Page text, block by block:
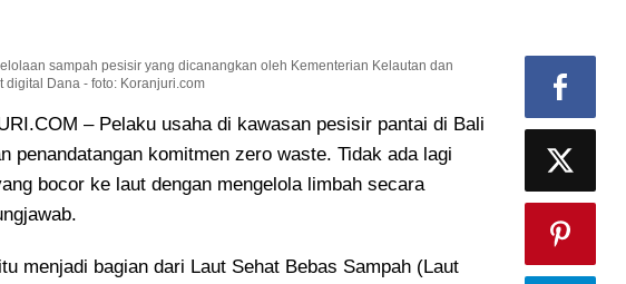
sampah pesisir yang dicanangkan oleh Kementerian Kelautan dan
Dana - foto: Koranjuri.com
– Pelaku usaha di kawasan pesisir pantai di Bali
penandatangan komitmen zero waste. Tidak ada lagi
bocor ke laut dengan mengelola limbah secara
menjadi bagian dari Laut Sehat Bebas Sampah (Laut